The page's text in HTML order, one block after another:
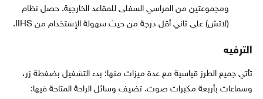
ومجموعتين من المراسي السفلى للمقاعد الخارجية. حصل نظام
(لاتش) على ثاني أقل درجة من حيث سهولة الإستخدام من IIHS.
الترفيه
تأتي جميع الطرز قياسية مع عدة ميزات منها: بدء التشغيل بضغطة زر،
وسماعات بأربعة مكبرات صوت. تضيف وسائل الراحة المتاحة فيها: